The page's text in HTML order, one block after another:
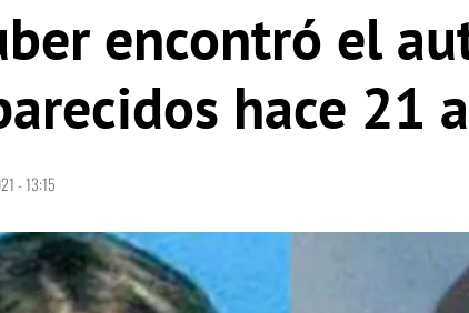
encontró el
hace 21
- 13:15